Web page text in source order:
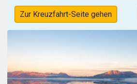
Zur Kreuzfahrt-Seite gehen